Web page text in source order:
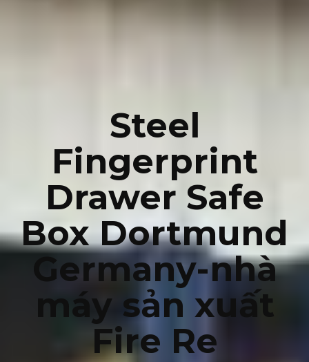
Steel
Fingerprint
Drawer Safe
Box Dortmund
Germany-nhà
máy sản xuất
Fire Re